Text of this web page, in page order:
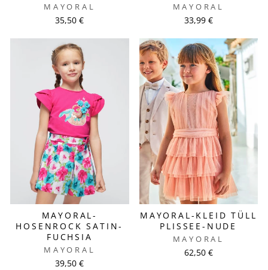
MAYORAL
35,50 €
MAYORAL
33,99 €
MAYORAL-
HOSENROCK SATIN-
FUCHSIA
MAYORAL
39,50 €
MAYORAL-KLEID TÜLL
PLISSEE-NUDE
MAYORAL
62,50 €